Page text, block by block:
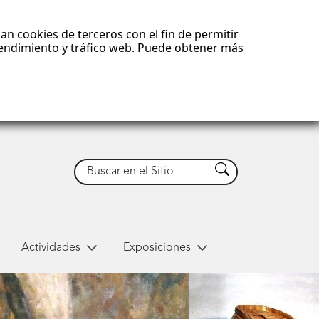
cookies de terceros con el fin de permitir
y tráfico web. Puede obtener más
Buscar Buscar
Actividades Exposiciones